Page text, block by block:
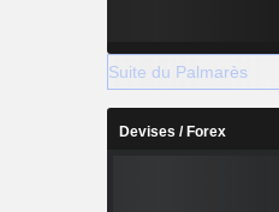
Suite du Palmarès
Devises / Forex